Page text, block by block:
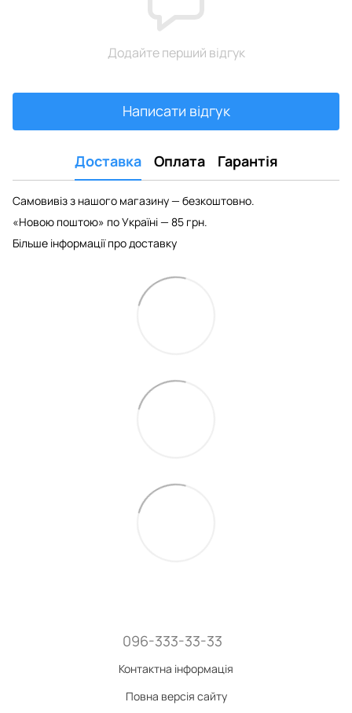
Додайте перший відгук
Написати відгук
Доставка Оплата Гарантія
Самовивіз з нашого магазину — безкоштовно.
«Новою поштою» по Україні — 85 грн.
Більше інформації про доставку
096-333-33-33
Контактна інформація
Повна версія сайту